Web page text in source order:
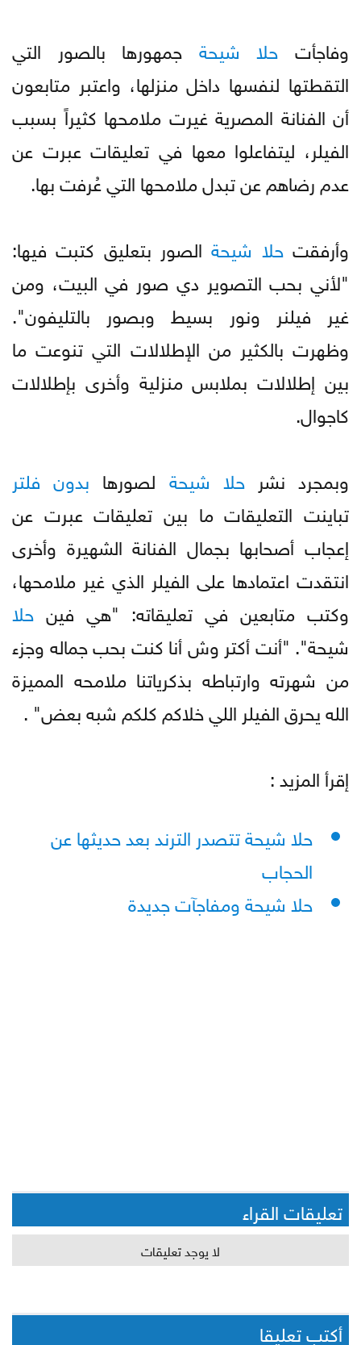
وفاجأت حلا شيحة جمهورها بالصور التي
التقطتها لنفسها داخل منزلها، واعتبر متابعون
أن الفنانة المصرية غيرت ملامحها كثيراً بسبب
الفيلر، ليتفاعلوا معها في تعليقات عبرت عن
عدم رضاهم عن تبدل ملامحها التي عُرفت بها.
وأرفقتحلا شيحةالصور بتعليق كتبت فيها:
"لأني بحب التصوير دي صور في البيت، ومن
غير فيلنر ونور بسيط وبصور بالتليفون".
وظهرت بالكثير من الإطلالات التي تنوعت ما
بين إطلالات بملابس منزلية وأخرى بإطلالات
كاجوال.
وبمجرد نشرحلا شيحة لصورها بدون فلتر
تباينت التعليقات ما بين تعليقات عبرت عن
إعجاب أصحابها بجمال الفنانة الشهيرة وأخرى
انتقدت اعتمادها على الفيلر الذي غير ملامحها،
وكتب متابعين في تعليقاته: "هي فين حلا
شيحة". "أنت أكتر وش أنا كنت بحب جماله وجزء
من شهرته وارتباطه بذكرياتنا ملامحه المميزة
الله يحرق الفيلر اللي خلاكم كلكم شبه بعض" .
إقرأ المزيد :
حلا شيحة تتصدر الترند بعد حديثها عن
الحجاب
حلا شيحة ومفاجآت جديدة
تعليقات القراء
لا يوجد تعليقات
أكتب تعليقا